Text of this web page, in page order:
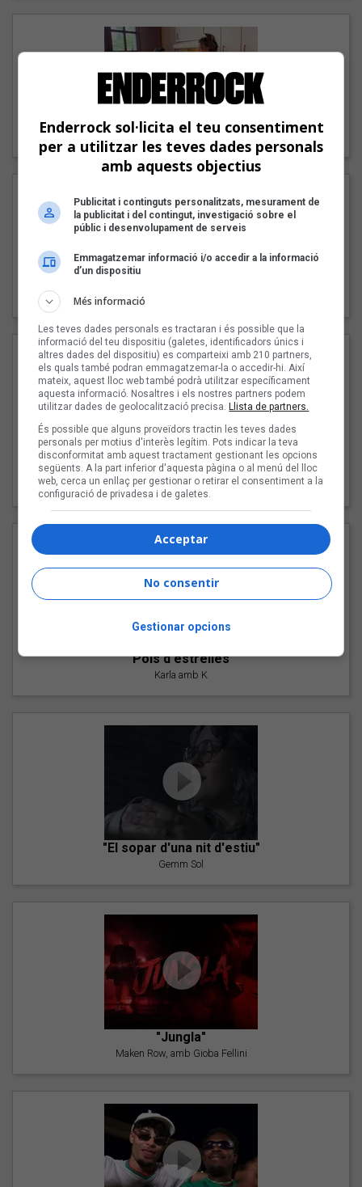
"Lo bueno y lo malo"
Carmen y María
Pep Álvarez amb Joan Muntaner (Xanguito)
"Les cabres"
94 Rules amb Compte
"Pols d'estrelles"
Karla amb K
"El sopar d'una nit d'estiu"
Gemm Sol
"Jungla"
Maken Row, amb Gioba Fellini
Enderrock sol·licita el teu consentiment
per a utilitzar les teves dades personals
amb aquests objectius
Publicitat i continguts personalitzats, mesurament de
la publicitat i del contingut, investigació sobre el
públic i desenvolupament de serveis
Emmagatzemar informació i/o accedir a la informació
d’un dispositiu
Més informació
Les teves dades personals es tractaran i és possible que la
informació del teu dispositiu (galetes, identificadors únics i
altres dades del dispositiu) es comparteixi amb 210 partners,
els quals també podran emmagatzemar-la o accedir-hi. Així
mateix, aquest lloc web també podrà utilitzar específicament
aquesta informació. Nosaltres i els nostres partners podem
utilitzar dades de geolocalització precisa.Llista de partners.
És possible que alguns proveïdors tractin les teves dades
personals per motius d'interès legítim. Pots indicar la teva
disconformitat amb aquest tractament gestionant les opcions
següents. A la part inferior d'aquesta pàgina o al menú del lloc
web, cerca un enllaç per gestionar o retirar el consentiment a la
configuració de privadesa i de galetes.
Acceptar
No consentir
Gestionar opcions